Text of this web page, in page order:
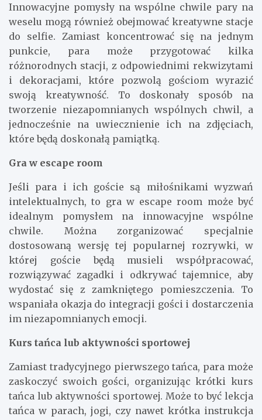
Innowacyjne pomysły na wspólne chwile pary na
weselu mogą również obejmować kreatywne stacje
do selfie. Zamiast koncentrować się na jednym
punkcie, para może przygotować kilka
różnorodnych stacji, z odpowiednimi rekwizytami
i dekoracjami, które pozwolą gościom wyrazić
swoją kreatywność. To doskonały sposób na
tworzenie niezapomnianych wspólnych chwil, a
jednocześnie na uwiecznienie ich na zdjęciach,
które będą doskonałą pamiątką.
Gra w escape room
Jeśli para i ich goście są miłośnikami wyzwań
intelektualnych, to gra w escape room może być
idealnym pomysłem na innowacyjne wspólne
chwile. Można zorganizować specjalnie
dostosowaną wersję tej popularnej rozrywki, w
której goście będą musieli współpracować,
rozwiązywać zagadki i odkrywać tajemnice, aby
wydostać się z zamkniętego pomieszczenia. To
wspaniała okazja do integracji gości i dostarczenia
im niezapomnianych emocji.
Kurs tańca lub aktywności sportowej
Zamiast tradycyjnego pierwszego tańca, para może
zaskoczyć swoich gości, organizując krótki kurs
tańca lub aktywności sportowej. Może to być lekcja
tańca w parach, jogi, czy nawet krótka instrukcja